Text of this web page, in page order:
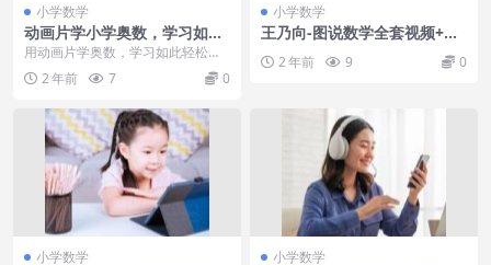
小学数学
动画片学小学奥数，学习如此
轻松快乐！ 视频38集
用动画片学奥数，学习如此轻松快
乐！ 视频【完结】38集
2 年前 7 0
小学数学
王乃向-图说数学全套视频+讲
2 年前 9 0
小学数学 小学数学